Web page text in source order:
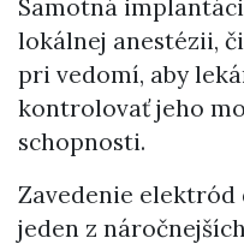
Samotná
lokálnej anestézii,
pri vedomí, aby
kontrolovať jeho
schopnosti.
Zavedenie elektród
jeden z